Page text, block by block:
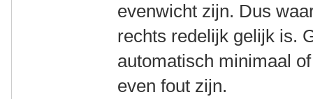
evenwicht zijn. Dus
rechts redelijk gelijk is.
automatisch minimaal
even fout zijn.